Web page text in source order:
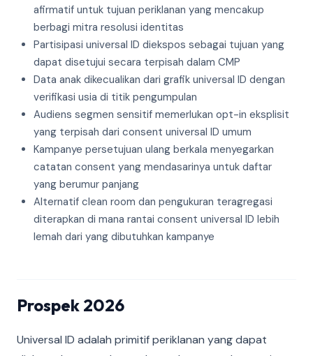
afirmatif untuk tujuan periklanan yang mencakup
berbagi mitra resolusi identitas
Partisipasi universal ID diekspos sebagai tujuan yang
dapat disetujui secara terpisah dalam CMP
Data anak dikecualikan dari grafik universal ID dengan
verifikasi usia di titik pengumpulan
Audiens segmen sensitif memerlukan opt-in eksplisit
yang terpisah dari consent universal ID umum
Kampanye persetujuan ulang berkala menyegarkan
catatan consent yang mendasarinya untuk daftar
yang berumur panjang
Alternatif clean room dan pengukuran teragregasi
diterapkan di mana rantai consent universal ID lebih
lemah dari yang dibutuhkan kampanye
Prospek 2026
Universal ID adalah primitif periklanan yang dapat